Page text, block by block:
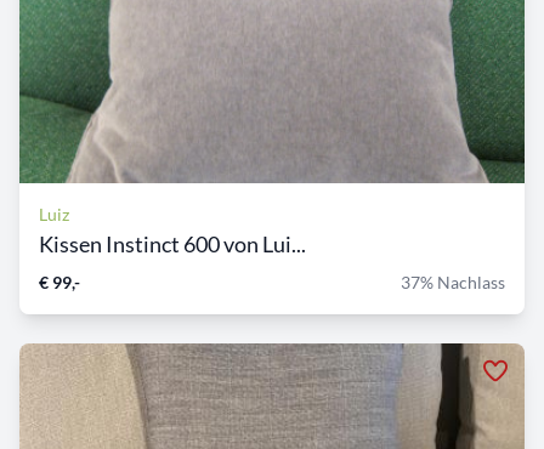
Luiz
Kissen Instinct 600 von Lui...
€ 99,- 37% Nachlass